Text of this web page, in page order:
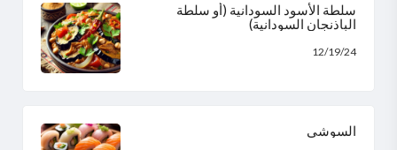
سلطة الأسود السودانية (أو سلطة
الباذنجان السودانية)
12/19/24
السوشي